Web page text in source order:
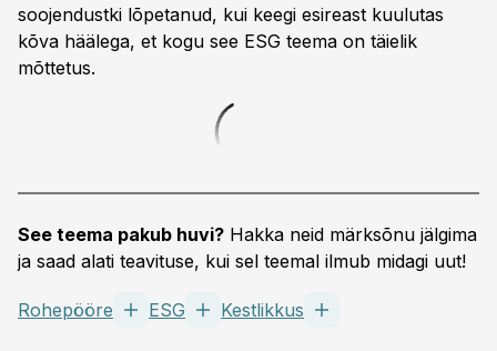
soojendustki lõpetanud, kui keegi esireast kuulutas
kõva häälega, et kogu see ESG teema on täielik
mõttetus.
See teema pakub huvi? Hakka neid märksõnu jälgima
ja saad alati teavituse, kui sel teemal ilmub midagi uut!
Rohepööre ESG Kestlikkus